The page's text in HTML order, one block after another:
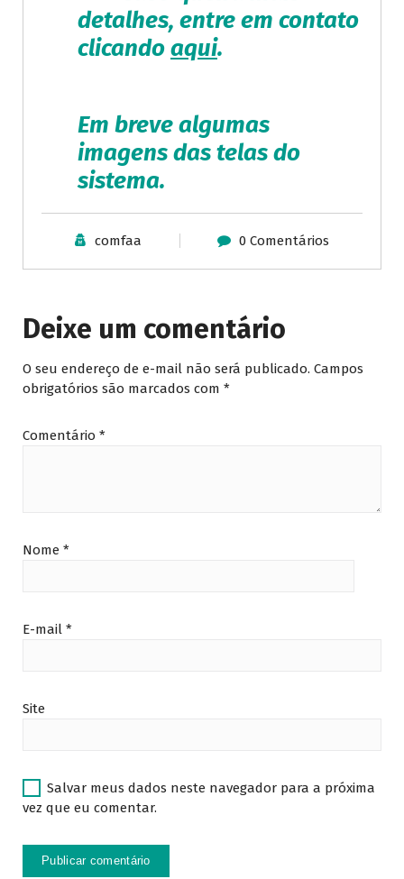
detalhes, entre em contato
clicandoaqui.
Em breve algumas
imagens das telas do
sistema.
comfaa 0 Comentários
Deixe um comentário
O seu endereço de e-mail não será publicado. Campos
obrigatórios são marcados com *
Comentário *
Nome *
E-mail *
Site
Salvar meus dados neste navegador para a próxima
vez que eu comentar.